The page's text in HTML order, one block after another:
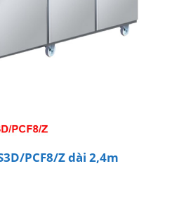
PCF8/Z dài 2,4m